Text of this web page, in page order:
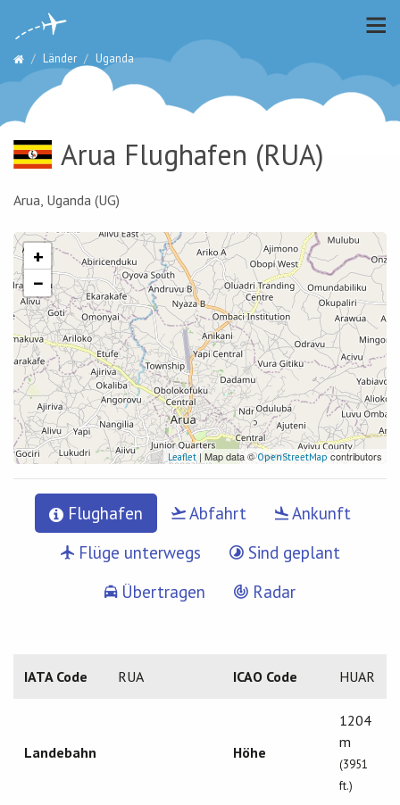
Länder Uganda
Arua Flughafen (RUA)
Arua, Uganda (UG)
+
−
Leaflet | Map data ©OpenStreetMap contributors
Flughafen Abfahrt
Ankunft
Flüge unterwegs
Sind geplant
Übertragen
Radar
IATA Code RUA ICAO Code HUAR
Landebahn Höhe
1204
m
(3951
ft.)